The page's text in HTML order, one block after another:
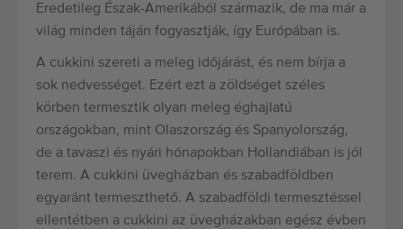
Eredetileg Észak-Amerikából származik, de ma már a
világ minden táján fogyasztják, így Európában is.
A cukkini szereti a meleg időjárást, és nem bírja a
sok nedvességet. Ezért ezt a zöldséget széles
körben termesztik olyan meleg éghajlatú
országokban, mint Olaszország és Spanyolország,
de a tavaszi és nyári hónapokban Hollandiában is jól
terem. A cukkini üvegházban és szabadföldben
egyaránt termeszthető. A szabadföldi termesztéssel
ellentétben a cukkini az üvegházakban egész évben